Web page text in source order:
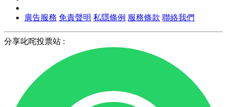
廣告服務 免責聲明 私隱條例 服務條款 聯絡我們
分享叱咤投票站 :